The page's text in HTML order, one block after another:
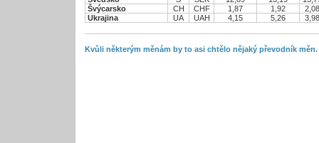
Švýcarsko
CH CHF 1,87 1,92
2,08
Ukrajina
UA UAH 4,15 5,26 3,98
Kvůli některým měnám by to asi chtělo nějaký převodník měn.